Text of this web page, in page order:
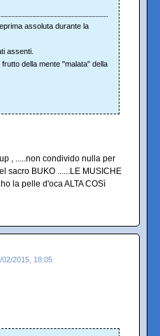
assoluta durante la
assenti.
della mente "malata" della
, .....non condivido nulla per
sacro BUKO ......LE MUSICHE
la pelle d'oca ALTA COSì
02/2015, 18:05